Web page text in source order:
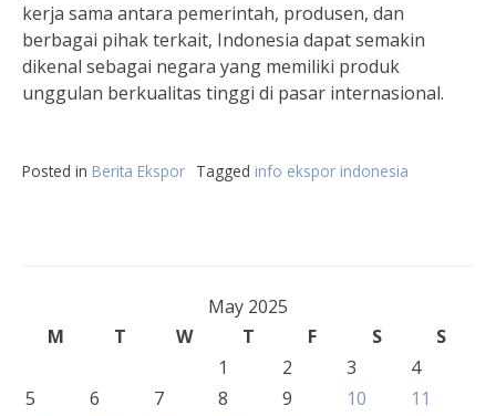
kerja sama antara pemerintah, produsen, dan
berbagai pihak terkait, Indonesia dapat semakin
dikenal sebagai negara yang memiliki produk
unggulan berkualitas tinggi di pasar internasional.
Posted in Berita Ekspor Tagged info ekspor indonesia
May 2025
M
T W T F S
S
1
2 3
4
5
6 7 8 9 10
11